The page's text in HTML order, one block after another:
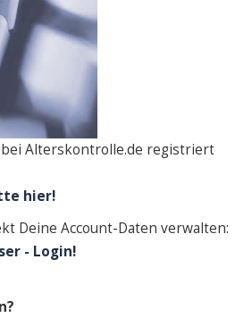
Alterskontrolle.de registriert
hier!
Deine Account-Daten verwalten:
- Login!